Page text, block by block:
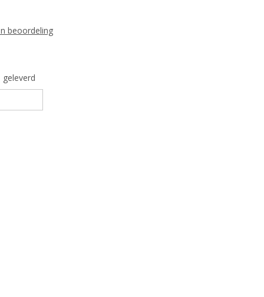
beoordeling
geleverd